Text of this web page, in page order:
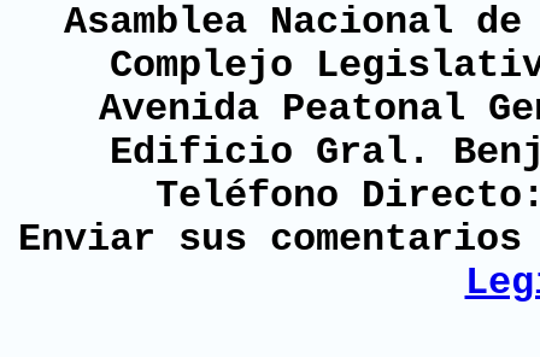
Asamblea Nacional
Complejo
Avenida Peatonal
Edificio Gral.
Teléfono
Enviar sus